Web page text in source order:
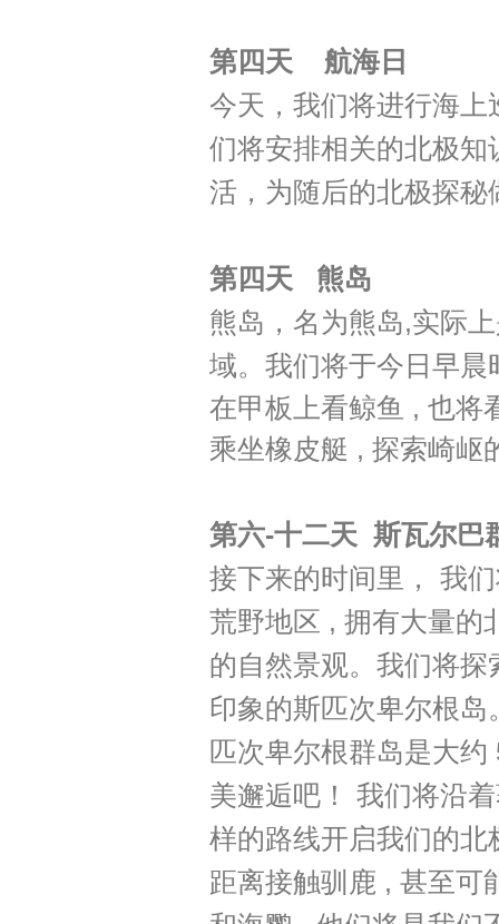
第四天 航海日
今天，我们将进行海
们将安排相关的北极
活，为随后的北极探秘
第四天
熊岛
熊岛，名为熊岛,实际
域。我们将于今日早
在甲板上看鲸鱼 , 也将
乘坐橡皮艇 , 探索崎岖
第六-十二天 斯瓦尔巴
接下来的时间里， 我
荒野地区 , 拥有大量的
的自然景观。我们将
印象的斯匹次卑尔根
匹次卑尔根群岛是大
美邂逅吧！ 我们将沿
样的路线开启我们的
距离接触驯鹿 , 甚至可